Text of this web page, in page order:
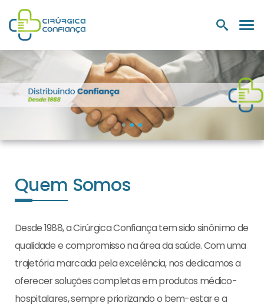
LABORATÓRIOS SUPLEMENTOS
Quem Somos
Desde 1988, a Cirúrgica Confiança tem sido sinônimo de
qualidade e compromisso na área da saúde. Com uma
trajetória marcada pela excelência, nos dedicamos a
oferecer soluções completas em produtos médico-
hospitalares, sempre priorizando o bem-estar e a